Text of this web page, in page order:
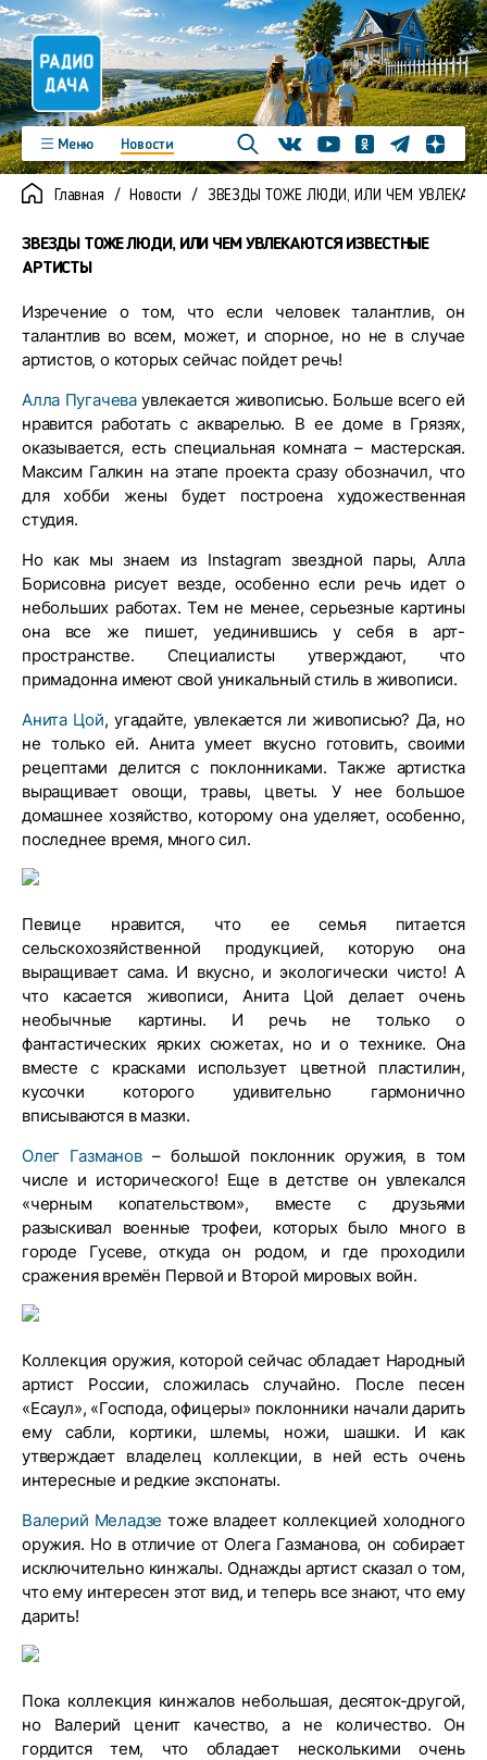
Меню
Новости
Программы
Подкасты
Новинки
Фото
Видео
ВконтактеYoutubeОдноклассники
ТелеграмЯндекс
Главная Новости ЗВЕЗДЫ ТОЖЕ ЛЮДИ, ИЛИ ЧЕМ
ЗВЕЗДЫ ТОЖЕ ЛЮДИ, ИЛИ ЧЕМ УВЛЕКАЮТСЯ ИЗВЕСТНЫЕ
АРТИСТЫ
Изречение о том, что если человек талантлив, он
талантлив во всем, может, и спорное, но не в случае
артистов, о которых сейчас пойдет речь!
Алла Пугачеваувлекается живописью. Больше всего ей
нравится работать с акварелью. В ее доме в Грязях,
оказывается, есть специальная комната – мастерская.
Максим Галкин на этапе проекта сразу обозначил, что
для хобби жены будет построена художественная
студия.
Но как мы знаем из Instagram звездной пары, Алла
Борисовна рисует везде, особенно если речь идет о
небольших работах. Тем не менее, серьезные картины
она все же пишет, уединившись у себя в арт-
пространстве. Специалисты утверждают, что
примадонна имеют свой уникальный стиль в живописи.
Анита Цой, угадайте, увлекается ли живописью? Да, но
не только ей. Анита умеет вкусно готовить, своими
рецептами делится с поклонниками. Также артистка
выращивает овощи, травы, цветы. У нее большое
домашнее хозяйство, которому она уделяет, особенно,
последнее время, много сил.
Певице нравится, что ее семья питается
сельскохозяйственной продукцией, которую она
выращивает сама. И вкусно, и экологически чисто! А
что касается живописи, Анита Цой делает очень
необычные картины. И речь не только о
фантастических ярких сюжетах, но и о технике. Она
вместе с красками использует цветной пластилин,
кусочки которого удивительно гармонично
вписываются в мазки.
Олег Газманов– большой поклонник оружия, в том
числе и исторического! Еще в детстве он увлекался
«черным копательством», вместе с друзьями
разыскивал военные трофеи, которых было много в
городе Гусеве, откуда он родом, и где проходили
сражения времён Первой и Второй мировых войн.
Коллекция оружия, которой сейчас обладает Народный
артист России, сложилась случайно. После песен
«Есаул», «Господа, офицеры» поклонники начали дарить
ему сабли, кортики, шлемы, ножи, шашки. И как
утверждает владелец коллекции, в ней есть очень
интересные и редкие экспонаты.
Валерий Меладзе тоже владеет коллекцией холодного
оружия. Но в отличие от Олега Газманова, он собирает
исключительно кинжалы. Однажды артист сказал о том,
что ему интересен этот вид, и теперь все знают, что ему
дарить!
Пока коллекция кинжалов небольшая, десяток-другой,
но Валерий ценит качество, а не количество. Он
гордится тем, что обладает несколькими очень